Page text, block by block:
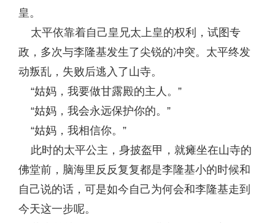
皇。
太平依靠着自己皇兄太上皇的权利，试图专
政，多次与李隆基发生了尖锐的冲突。太平终发
动叛乱，失败后逃入了山寺。
“姑妈，我要做甘露殿的主人。”
“姑妈，我会永远保护你的。”
“姑妈，我相信你。”
此时的太平公主，身披盔甲，就瘫坐在山寺的
佛堂前，脑海里反反复复都是李隆基小的时候和
自己说的话，可是如今自己为何会和李隆基走到
今天这一步呢。